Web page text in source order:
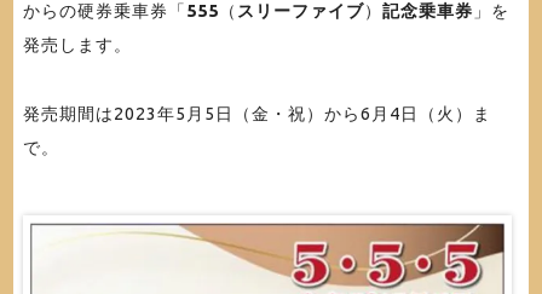
からの硬券乗車券「 555 （ スリーファイブ） 記念乗車券 」を
発売します。
発売期間は2023年5月5日（金・祝）から6月4日（火）ま
で。